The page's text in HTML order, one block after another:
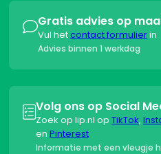
Gratis advies op
Vul hetcontact formulierin
Advies binnen 1 werkdag
Volg ons op Social
Zoek op lip.nl op TikTok,
en Pinterest
Informatie met een vleugje